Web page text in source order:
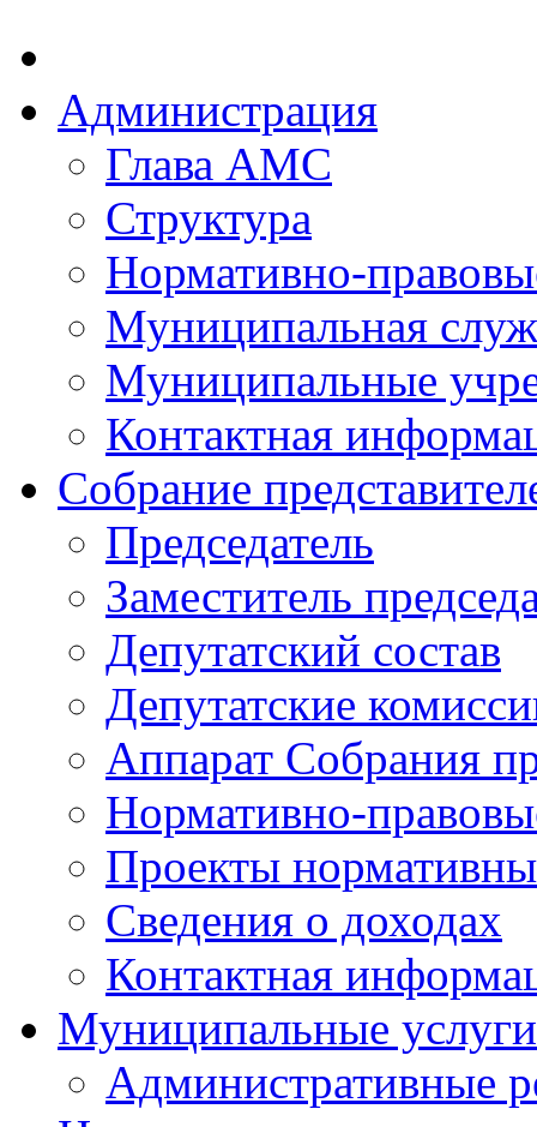
Администрация
Глава АМС
Структура
Нормативно-
Муниципальная
Муниципальные
Контактная
Собрание
Председатель
Заместитель
Депутатский состав
Депутатские
Аппарат Собрания
Нормативно-
Проекты
Сведения о доходах
Контактная
Муниципальные услуги
Административные